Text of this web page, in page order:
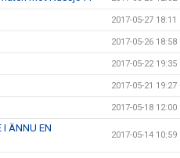
2017-05-27 18:11
2017-05-26 18:58
2017-05-22 19:35
2017-05-21 19:27
2017-05-18 12:00
I ÄNNU EN
2017-05-14 10:59